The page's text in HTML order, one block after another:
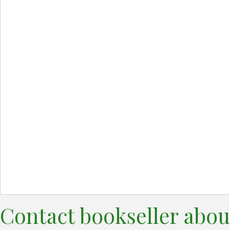
Contact bookseller